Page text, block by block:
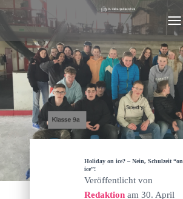
N
A
V
I
G
A
T
O
N
Holiday on ice? – Nein, Schulzeit “on
ice”!
Veröffentlicht von
Redaktion am 30. April